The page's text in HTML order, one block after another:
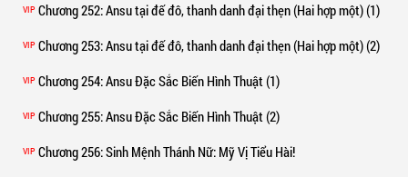
VIP Chương 252: Ansu tại đế đô, thanh danh đại thẹn (Hai hợp một) (1)
VIP Chương 253: Ansu tại đế đô, thanh danh đại thẹn (Hai hợp một) (2)
VIP Chương 254: Ansu Đặc Sắc Biến Hình Thuật (1)
VIP Chương 255: Ansu Đặc Sắc Biến Hình Thuật (2)
VIP Chương 256: Sinh Mệnh Thánh Nữ: Mỹ Vị Tiểu Hài!